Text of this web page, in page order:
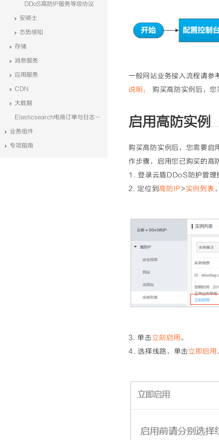
DDoS高防IP服务等级协议
安骑士
态势感知
存储
消息服务
应用服务
CDN
大数据
Elasticsearch电商订单与日志系统解决方案
业务组件
专项指南
一般网站业务接入流程请参
说明：
购买高防实例后，您
启用高防实例
购买高防实例后，您需要启
作步骤，启用您已购买的高
1. 登录云盾DDoS防护管理
2. 定位到高防IP>实例列表
3. 单击立刻启用。
4. 选择线路，单击立即启用